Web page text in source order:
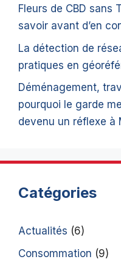
Fleurs de CBD sans
savoir avant d’en
La détection de
pratiques en
Déménagement,
pourquoi le garde
devenu un réflexe à
Catégories
Actualités (6)
Consommation (9)